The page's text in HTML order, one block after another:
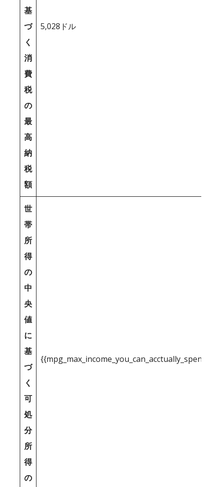
基
づ
く
消
費
税
の
最
高
納
税
額
5,028ドル
世
帯
所
得
の
中
央
値
に
基
づ
く
可
処
分
所
得
の